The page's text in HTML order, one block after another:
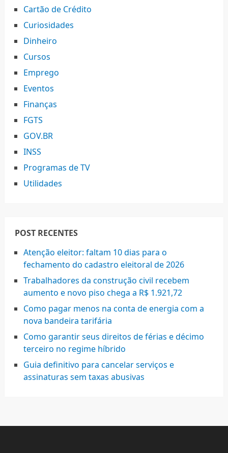
Cartão de Crédito
Curiosidades
Dinheiro
Cursos
Emprego
Eventos
Finanças
FGTS
GOV.BR
INSS
Programas de TV
Utilidades
POST RECENTES
Atenção eleitor: faltam 10 dias para o
fechamento do cadastro eleitoral de 2026
Trabalhadores da construção civil recebem
aumento e novo piso chega a R$ 1.921,72
Como pagar menos na conta de energia com a
nova bandeira tarifária
Como garantir seus direitos de férias e décimo
terceiro no regime híbrido
Guia definitivo para cancelar serviços e
assinaturas sem taxas abusivas